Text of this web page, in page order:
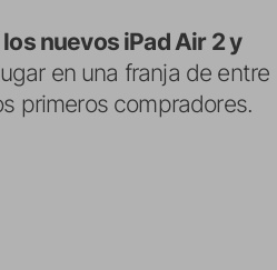
los nuevos iPad Air 2 y
en una franja de entre
primeros compradores.